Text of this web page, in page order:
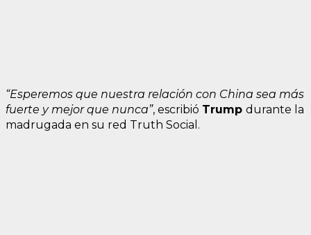
“Esperemos que nuestra relación con China sea más
fuerte y mejor que nunca”, escribió Trump durante la
madrugada en su red Truth Social.